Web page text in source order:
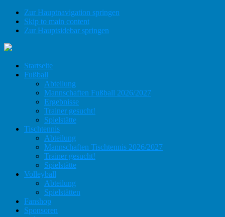
Zur Hauptnavigation springen
Skip to main content
Zur Hauptsidebar springen
Startseite
Fußball
Abteilung
Mannschaften Fußball 2026/2027
Ergebnisse
Trainer gesucht!
Spielstätte
Tischtennis
Abteilung
Mannschaften Tischtennis 2026/2027
Trainer gesucht!
Spielstätte
Volleyball
Abteilung
Spielstätten
Fanshop
Sponsoren